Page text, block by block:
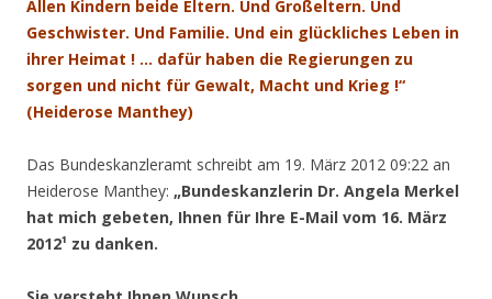
Allen Kindern beide Eltern. Und Großeltern. Und
Geschwister. Und Familie. Und ein glückliches Leben in
ihrer Heimat ! … dafür haben die Regierungen zu
sorgen und nicht für Gewalt, Macht und Krieg !“
(Heiderose Manthey)
Das Bundeskanzleramt schreibt am 19. März 2012 09:22 an
Heiderose Manthey: „Bundeskanzlerin Dr. Angela Merkel
hat mich gebeten, Ihnen für Ihre E-Mail vom 16. März
2012¹ zu danken.